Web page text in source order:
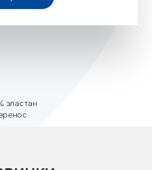
эластан